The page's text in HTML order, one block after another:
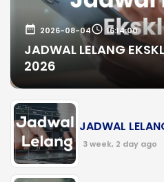
date_range 2026-08-04schedule 16:14:00
JADWAL LELANG
2026
JADWAL
3 week, 2 day ago